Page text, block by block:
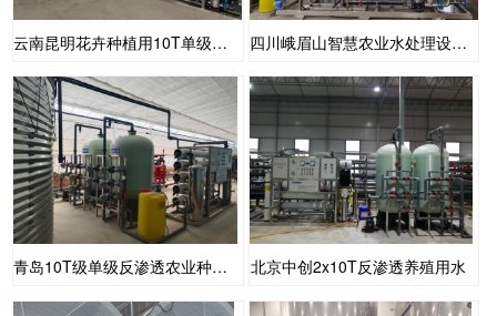
云南昆明花卉种植用10T单级反渗透设备 四川峨眉山智慧农业水处理设备20T单级反渗透
青岛10T级单级反渗透农业种植用水 北京中创2x10T反渗透养殖用水